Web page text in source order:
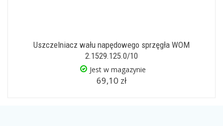
Uszczelniacz wału napędowego sprzęgła WOM
2.1529.125.0/10
Jest w magazynie
69,10 zł